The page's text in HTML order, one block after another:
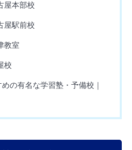
屋本部校
屋駅前校
教室
校
の有名な学習塾・予備校｜